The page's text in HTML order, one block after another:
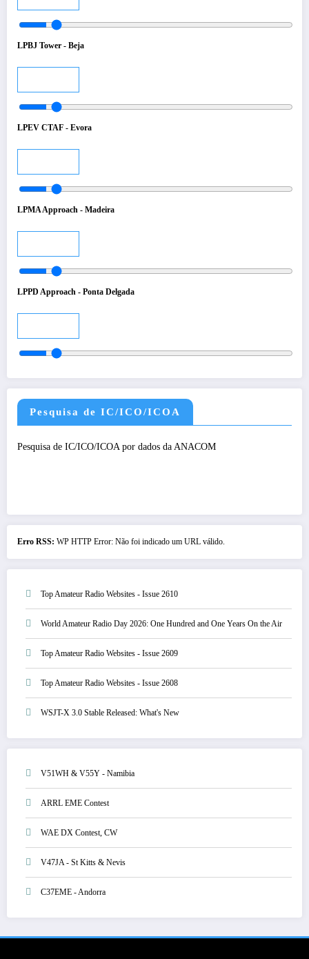
LPBJ Tower - Beja
LPEV CTAF - Evora
LPMA Approach - Madeira
LPPD Approach - Ponta Delgada
Pesquisa de IC/ICO/ICOA
Pesquisa de IC/ICO/ICOA por dados da ANACOM
Erro RSS: WP HTTP Error: Não foi indicado um URL válido.
Top Amateur Radio Websites - Issue 2610
World Amateur Radio Day 2026: One Hundred and One Years On the Air
Top Amateur Radio Websites - Issue 2609
Top Amateur Radio Websites - Issue 2608
WSJT-X 3.0 Stable Released: What's New
V51WH & V55Y - Namibia
ARRL EME Contest
WAE DX Contest, CW
V47JA - St Kitts & Nevis
C37EME - Andorra